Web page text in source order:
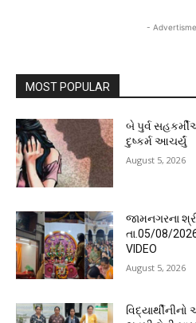
-
MOST POPULAR
બે પુર્વ
દુષ્કર્મ આચર્યું
August 5, 2026
જામનગરના
તા.05/08/
VIDEO
August 5, 2026